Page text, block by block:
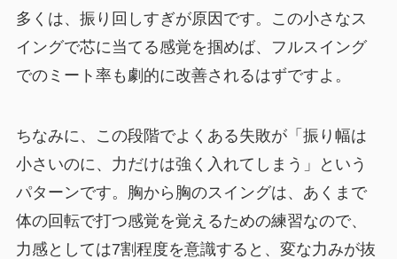
多くは、振り回しすぎが原因です。この小さなス
イングで芯に当てる感覚を掴めば、フルスイング
でのミート率も劇的に改善されるはずですよ。
ちなみに、この段階でよくある失敗が「振り幅は
小さいのに、力だけは強く入れてしまう」という
パターンです。胸から胸のスイングは、あくまで
体の回転で打つ感覚を覚えるための練習なので、
力感としては7割程度を意識すると、変な力みが抜